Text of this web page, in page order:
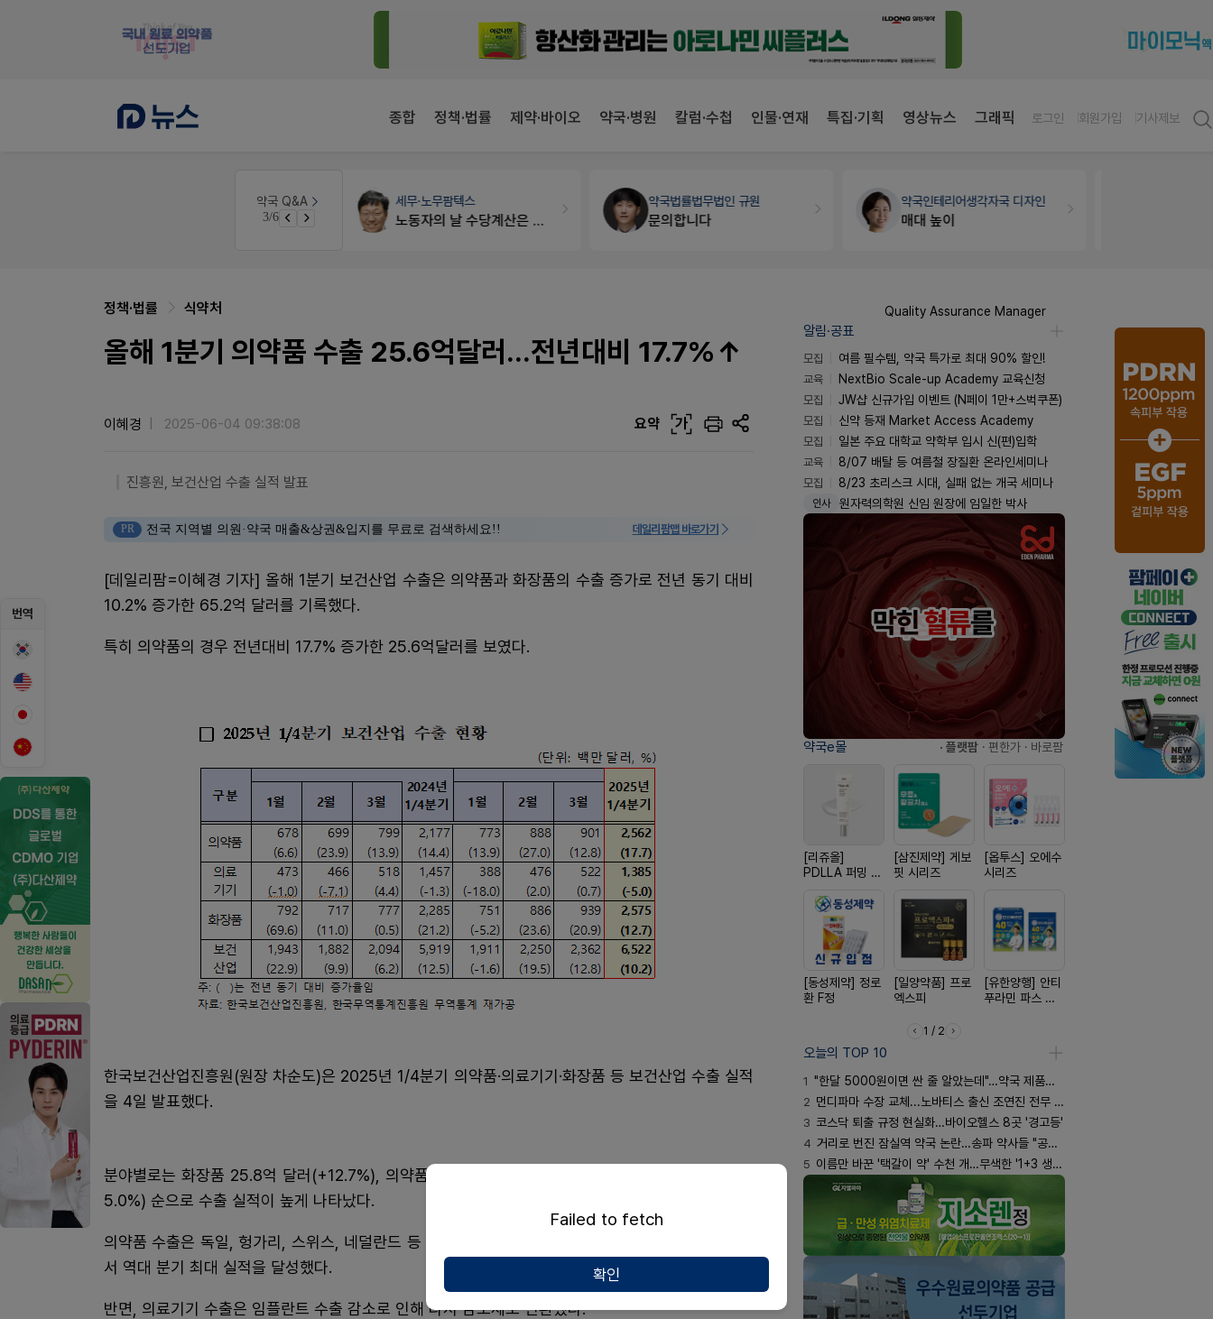
종합 정책·법률 제약·바이오 약국·병원 칼럼·수첩 인물·연재 특집·기획 영상뉴스 그래픽 로그인 회원가입 기사제보
약국 Q&A
4/6노동자의 날 수당계산은 어떻게 되나요
약국법률법무법인 규원
문의합니다
약국인테리어생각자국 디자인
매대 높이
약국대출메디라이프
번역
정책·법률 식약처
올해 1분기 의약품 수출 25.6억달러...전년대비 17.7%↑
이혜경 2025-06-04 09:38:08 요약 가
진흥원, 보건산업 수출 실적 발표
PR 전국 지역별 의원·약국 매출&상권&입지를 무료로 검색하세요!! 데일리팜맵 바로가기
[데일리팜=이혜경 기자] 올해 1분기 보건산업 수출은 의약품과 화장품의 수출 증가로 전년 동기 대비
10.2% 증가한 65.2억 달러를 기록했다.
특히 의약품의 경우 전년대비 17.7% 증가한 25.6억달러를 보였다.
한국보건산업진흥원(원장 차순도)은 2025년 1/4분기 의약품·의료기기·화장품 등 보건산업 수출 실적
을 4일 발표했다.
분야별로는 화장품 25.8억 달러(+12.7%), 의약품 25.6억 달러(+17.7%), 의료기기 13.9억 달러(△
5.0%) 순으로 수출 실적이 높게 나타났다.
의약품 수출은 독일, 헝가리, 스위스, 네덜란드 등 유럽에서 바이오의약품 수출이 큰 폭으로 증가하면
서 역대 분기 최대 실적을 달성했다.
반면, 의료기기 수출은 임플란트 수출 감소로 인해 다시 감소세로 전환됐다.
Quality Assurance Manager
알림·공표
모집
여름 필수템, 약국 특가로 최대 90% 할인!
교육
NextBio Scale-up Academy 교육신청
모집
JW샵 신규가입 이벤트 (N페이 1만+스벅쿠폰)
모집
신약 등재 Market Access Academy
모집
일본 주요 대학교 약학부 입시 신(편)입학
교육
8/07 배탈 등 여름철 장질환 온라인세미나
모집
8/23 초리스크 시대, 실패 없는 개국 세미나
인사 원자력의학원 신임 원장에 임일한 박사
약국e몰 · 플랫팜 · 편한가 · 바로팜
[리쥬올]
PDLLA 퍼밍 크
[삼진제약] 게보
핏 시리즈
[옵투스] 오에수
시리즈
[동성제약] 정로
환 F정
[일양약품] 프로
엑스피
[유한양행] 안티
푸라민 파스 시
1 / 2
오늘의 TOP 10
1 "한달 5000원이면 싼 줄 알았는데"…약국 제품과 비교해보니
2 먼디파마 수장 교체...노바티스 출신 조연진 전무 내정
3 코스닥 퇴출 규정 현실화…바이오헬스 8곳 '경고등'
4 거리로 번진 잠실역 약국 논란…송파 약사들 "공공성 훼손"
5 이름만 바꾼 '택갈이 약' 수천 개…무색한 '1+3 생동'
Failed to fetch
확인